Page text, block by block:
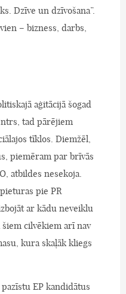
Dzīve un dzīvošana”.
– bizness, darbs,
aģitācijā šogad
tad pārējiem
tīklos. Diemžēl,
piemēram par brīvās
atbildes nesekoja.
pie PR
ar kādu neveiklu
šiem cilvēkiem arī nav
kura skaļāk kliegs
EP kandidātus